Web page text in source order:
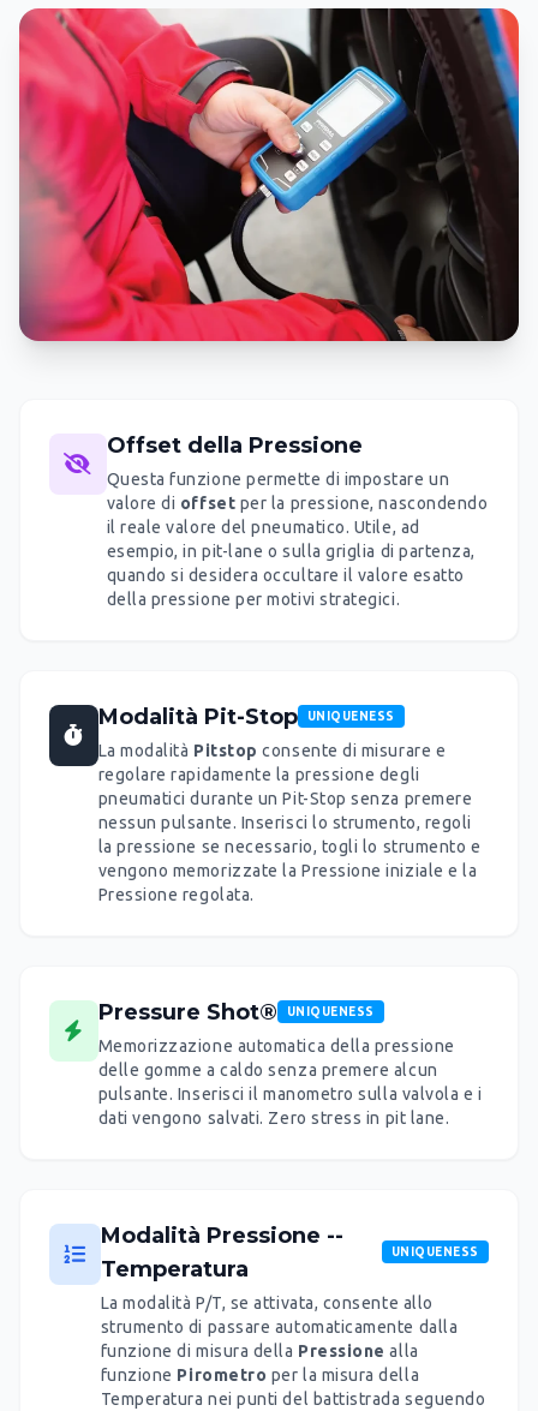
Offset della Pressione
Questa funzione permette di impostare un
valore di offset per la pressione, nascondendo
il reale valore del pneumatico. Utile, ad
esempio, in pit-lane o sulla griglia di partenza,
quando si desidera occultare il valore esatto
della pressione per motivi strategici.
Modalità Pit-Stop UNIQUENESS
La modalità Pitstop consente di misurare e
regolare rapidamente la pressione degli
pneumatici durante un Pit-Stop senza premere
nessun pulsante. Inserisci lo strumento, regoli
la pressione se necessario, togli lo strumento e
vengono memorizzate la Pressione iniziale e la
Pressione regolata.
Pressure Shot® UNIQUENESS
Memorizzazione automatica della pressione
delle gomme a caldo senza premere alcun
pulsante. Inserisci il manometro sulla valvola e i
dati vengono salvati. Zero stress in pit lane.
Modalità Pressione --
Temperatura
UNIQUENESS
La modalità P/T, se attivata, consente allo
strumento di passare automaticamente dalla
funzione di misura della Pressione alla
funzione Pirometro per la misura della
Temperatura nei punti del battistrada seguendo